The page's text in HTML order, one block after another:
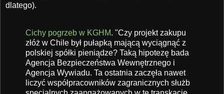
dlatego).
Cichy pogrzeb w KGHM. "Czy projekt zakupu
złóż w Chile był pułapką mającą wyciągnąć z
polskiej spółki pieniądze? Taką hipotezę bada
Agencja Bezpieczeństwa Wewnętrznego i
Agencja Wywiadu. Ta ostatnia zaczęła nawet
liczyć współpracowników zagranicznych służb